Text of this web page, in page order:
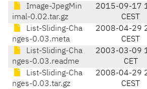
Image-JpegMin
imal-0.02.tar.gz
2015-09-17
CEST
List-Sliding-Cha
nges-0.03.meta
2008-04-29
CEST
List-Sliding-Cha
nges-0.03.readme
2003-03-09
CET
List-Sliding-Cha
nges-0.03.tar.gz
2008-04-29
CEST